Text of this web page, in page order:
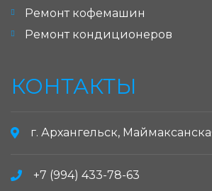
Ремонт кофемашин
Ремонт кондиционеров
КОНТАКТЫ
г. Архангельск,
+7 (994) 433-78-63